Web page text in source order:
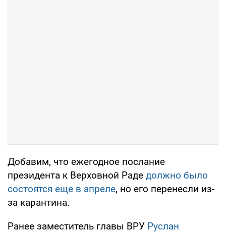
Добавим, что ежегодное послание
президента к Верховной Раде должно было
состоятся еще в апреле, но его перенесли из-
за карантина.
Ранее заместитель главы ВРУ Руслан